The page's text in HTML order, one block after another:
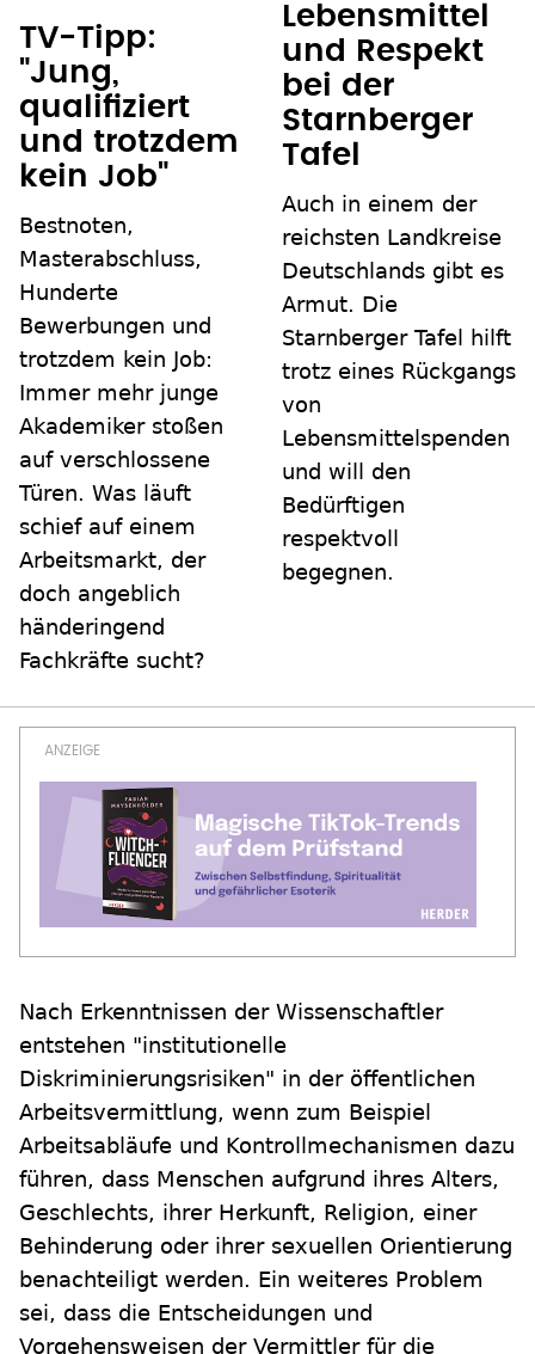
TV-Tipp:
"Jung,
qualifiziert
und trotzdem
kein Job"
Bestnoten,
Masterabschluss,
Hunderte
Bewerbungen und
trotzdem kein Job:
Immer mehr junge
Akademiker stoßen
auf verschlossene
Türen. Was läuft
schief auf einem
Arbeitsmarkt, der
doch angeblich
händeringend
Fachkräfte sucht?
Lebensmittel
und Respekt
bei der
Starnberger
Tafel
Auch in einem der
reichsten Landkreise
Deutschlands gibt es
Armut. Die
Starnberger Tafel hilft
trotz eines Rückgangs
von
Lebensmittelspenden
und will den
Bedürftigen
respektvoll
begegnen.
Nach Erkenntnissen der Wissenschaftler
entstehen "institutionelle
Diskriminierungsrisiken" in der öffentlichen
Arbeitsvermittlung, wenn zum Beispiel
Arbeitsabläufe und Kontrollmechanismen dazu
führen, dass Menschen aufgrund ihres Alters,
Geschlechts, ihrer Herkunft, Religion, einer
Behinderung oder ihrer sexuellen Orientierung
benachteiligt werden. Ein weiteres Problem
sei, dass die Entscheidungen und
Vorgehensweisen der Vermittler für die